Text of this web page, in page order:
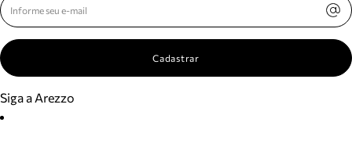
Cadastrar
Siga a Arezzo